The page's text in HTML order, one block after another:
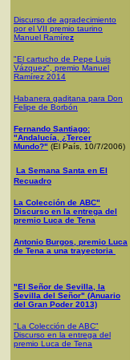
Discurso de agradecimiento
por el VII premio taurino
Manuel Ramírez
"El cartucho de Pepe Luis
Vázquez", premio Manuel
Ramírez 2014
Habanera gaditana para Don
Felipe de Borbón
Fernando Santiago:
"Andalucía, ¿Tercer
Mundo?" (El País, 10/7/2006)
La Semana Santa en El
Recuadro
La Colección de ABC"
Discurso en la entrega del
premio Luca de Tena
Antonio Burgos, premio Luca
de Tena a una trayectoria
"El Señor de Sevilla, la
Sevilla del Señor" (Anuario
del Gran Poder 2013)
"La Colección de ABC"
Discurso en la entrega del
premio Luca de Tena